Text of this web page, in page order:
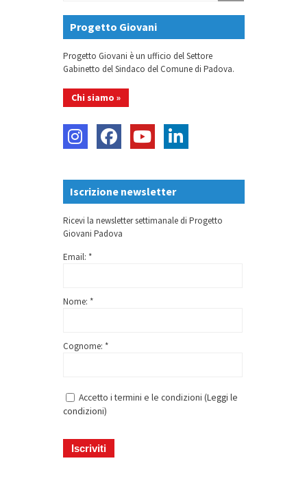
Progetto Giovani
Progetto Giovani è un ufficio del Settore
Gabinetto del Sindaco del Comune di Padova.
Chi siamo »
Iscrizione newsletter
Ricevi la newsletter settimanale di Progetto
Giovani Padova
Email: *
Nome: *
Cognome: *
Accetto i termini e le condizioni (Leggi le
condizioni)